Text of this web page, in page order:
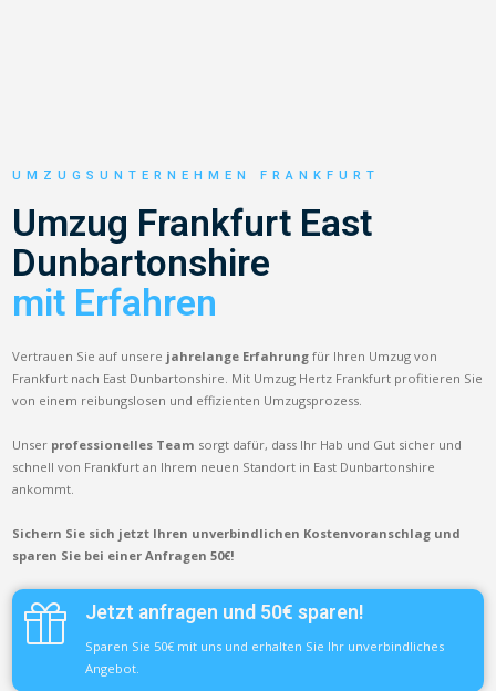
UMZUGSUNTERNEHMEN FRANKFURT
Umzug Frankfurt East
Dunbartonshire
mit Erfahren
Vertrauen Sie auf unsere jahrelange Erfahrung für Ihren Umzug von
Frankfurt nach East Dunbartonshire. Mit Umzug Hertz Frankfurt profitieren Sie
von einem reibungslosen und effizienten Umzugsprozess.
Unser professionelles Team sorgt dafür, dass Ihr Hab und Gut sicher und
schnell von Frankfurt an Ihrem neuen Standort in East Dunbartonshire
ankommt.
Sichern Sie sich jetzt Ihren unverbindlichen Kostenvoranschlag und
sparen Sie bei einer Anfragen 50€!
Jetzt anfragen und 50€ sparen!
Sparen Sie 50€ mit uns und erhalten Sie Ihr unverbindliches
Angebot.